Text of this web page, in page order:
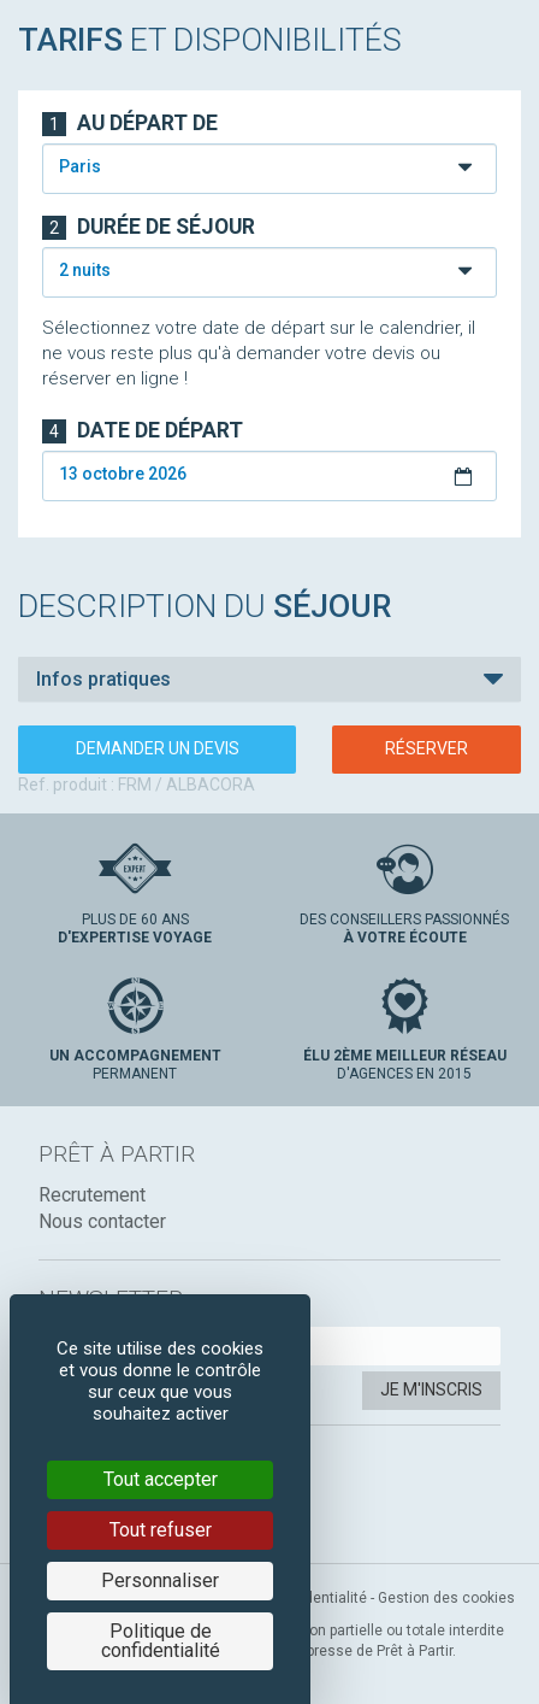
TARIFS ET DISPONIBILITÉS
1 AU DÉPART DE
Paris
2 DURÉE DE SÉJOUR
2 nuits
Sélectionnez votre date de départ sur le calendrier, il
ne vous reste plus qu'à demander votre devis ou
réserver en ligne !
4 DATE DE DÉPART
13 octobre 2026
DESCRIPTION DU SÉJOUR
Infos pratiques
DEMANDER UN DEVIS
RÉSERVER
Ref. produit : FRM / ALBACORA
PLUS DE 60 ANS
D'EXPERTISE VOYAGE
DES CONSEILLERS PASSIONNÉS
À VOTRE ÉCOUTE
UN ACCOMPAGNEMENT
PERMANENT
ÉLU 2ÈME MEILLEUR RÉSEAU
D'AGENCES EN 2015
PRÊT À PARTIR
Recrutement
Nous contacter
NEWSLETTER :
JE M'INSCRIS
SUIVEZ-NOUS :
Facebook
Instagram
Mentions légales-CGV-Politique de confidentialité - Gestion des cookies
Copyright 2019 © Prêt à Partir. Reproduction partielle ou totale interdite
sans l’autorisation préalable et expresse de Prêt à Partir.
Ce site utilise des cookies
et vous donne le contrôle
sur ceux que vous
souhaitez activer
Tout accepter
Tout refuser
Personnaliser
Politique de
confidentialité